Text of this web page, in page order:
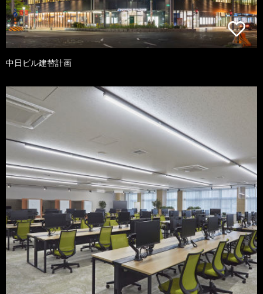
中日ビル建替計画